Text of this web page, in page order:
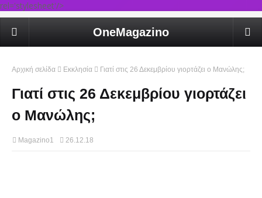
rel='stylesheet'/>
OneMagazino
Αρχική σελίδα Εκκλησία Γιατί στις 26 Δεκεμβρίου γιορτάζει ο Μανώλης;
Γιατί στις 26 Δεκεμβρίου γιορτάζει
ο Μανώλης;
Magazino1 26.12.18